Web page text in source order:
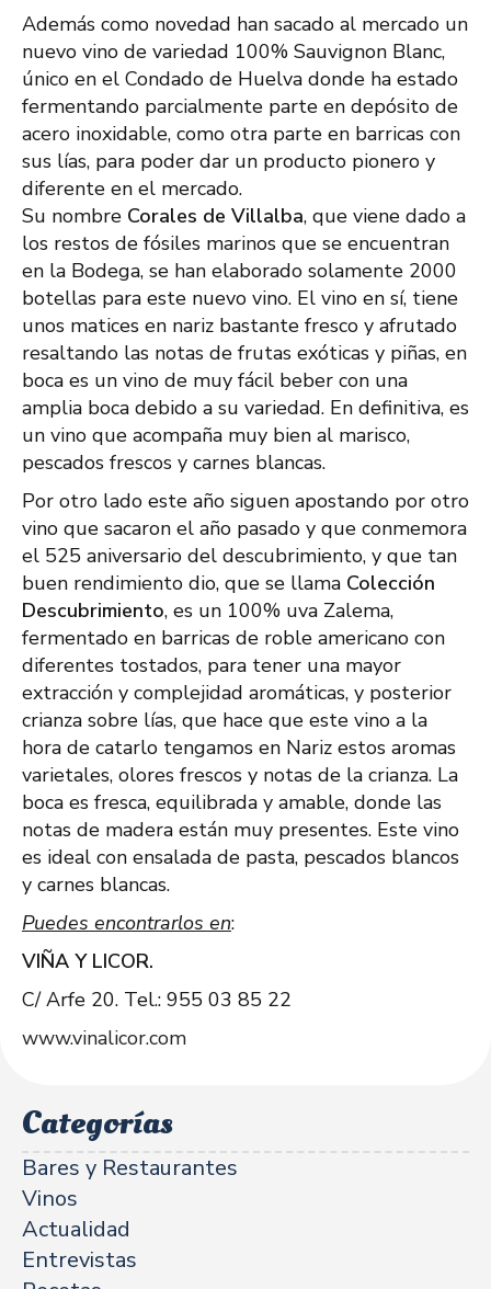
Además como novedad han sacado al mercado un
nuevo vino de variedad 100% Sauvignon Blanc,
único en el Condado de Huelva donde ha estado
fermentando parcialmente parte en depósito de
acero inoxidable, como otra parte en barricas con
sus lías, para poder dar un producto pionero y
diferente en el mercado.
Su nombre Corales de Villalba, que viene dado a
los restos de fósiles marinos que se encuentran
en la Bodega, se han elaborado solamente 2000
botellas para este nuevo vino. El vino en sí, tiene
unos matices en nariz bastante fresco y afrutado
resaltando las notas de frutas exóticas y piñas, en
boca es un vino de muy fácil beber con una
amplia boca debido a su variedad. En definitiva, es
un vino que acompaña muy bien al marisco,
pescados frescos y carnes blancas.
Por otro lado este año siguen apostando por otro
vino que sacaron el año pasado y que conmemora
el 525 aniversario del descubrimiento, y que tan
buen rendimiento dio, que se llama Colección
Descubrimiento, es un 100% uva Zalema,
fermentado en barricas de roble americano con
diferentes tostados, para tener una mayor
extracción y complejidad aromáticas, y posterior
crianza sobre lías, que hace que este vino a la
hora de catarlo tengamos en Nariz estos aromas
varietales, olores frescos y notas de la crianza. La
boca es fresca, equilibrada y amable, donde las
notas de madera están muy presentes. Este vino
es ideal con ensalada de pasta, pescados blancos
y carnes blancas.
Puedes encontrarlos en:
VIÑA Y LICOR.
C/ Arfe 20. Tel.: 955 03 85 22
www.vinalicor.com
Categorías
Bares y Restaurantes
Vinos
Actualidad
Entrevistas